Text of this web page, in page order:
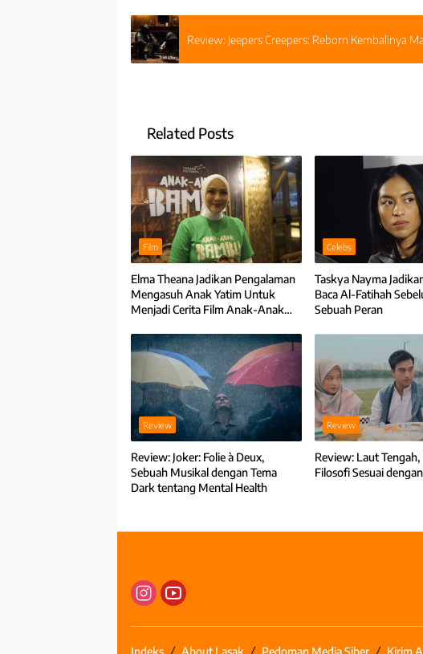
Review: Jeepers Creepers: Reborn Kembalinya
Related Posts
Film
Elma Theana Jadikan Pengalaman
Mengasuh Anak Yatim Untuk
Menjadi Cerita Film Anak-Anak
Celebs
Taskya Nayma
Baca Al-Fatihah
Sebuah Peran
Review
Review: Joker: Folie à Deux,
Sebuah Musikal dengan Tema
Dark tentang Mental Health
Review
Review: Laut
Filosofi Sesuai